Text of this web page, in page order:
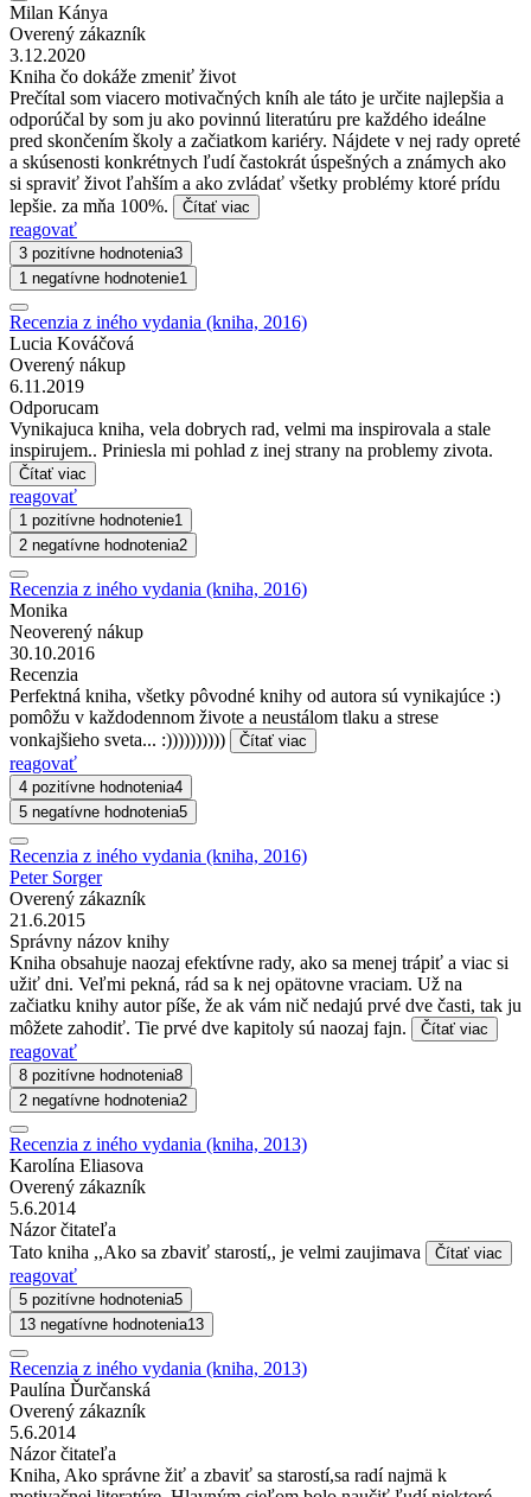
Milan Kánya
Overený zákazník
3.12.2020
Kniha čo dokáže zmeniť život
Prečítal som viacero motivačných kníh ale táto je určite najlepšia a
odporúčal by som ju ako povinnú literatúru pre každého ideálne
pred skončením školy a začiatkom kariéry. Nájdete v nej rady opreté
a skúsenosti konkrétnych ľudí častokrát úspešných a známych ako
si spraviť život ľahším a ako zvládať všetky problémy ktoré prídu
lepšie. za mňa 100%.
Čítať viac
reagovať
3 pozitívne hodnotenia3
1 negatívne hodnotenie1
Recenzia z iného vydania (kniha, 2016)
Lucia Kováčová
Overený nákup
6.11.2019
Odporucam
Vynikajuca kniha, vela dobrych rad, velmi ma inspirovala a stale
inspirujem.. Priniesla mi pohlad z inej strany na problemy zivota.
Čítať viac
reagovať
1 pozitívne hodnotenie1
2 negatívne hodnotenia2
Recenzia z iného vydania (kniha, 2016)
Monika
Neoverený nákup
30.10.2016
Recenzia
Perfektná kniha, všetky pôvodné knihy od autora sú vynikajúce :)
pomôžu v každodennom živote a neustálom tlaku a strese
vonkajšieho sveta... :))))))))))
Čítať viac
reagovať
4 pozitívne hodnotenia4
5 negatívne hodnotenia5
Recenzia z iného vydania (kniha, 2016)
Peter Sorger
Overený zákazník
21.6.2015
Správny názov knihy
Kniha obsahuje naozaj efektívne rady, ako sa menej trápiť a viac si
užiť dni. Veľmi pekná, rád sa k nej opätovne vraciam. Už na
začiatku knihy autor píše, že ak vám nič nedajú prvé dve časti, tak ju
môžete zahodiť. Tie prvé dve kapitoly sú naozaj fajn.
Čítať viac
reagovať
8 pozitívne hodnotenia8
2 negatívne hodnotenia2
Recenzia z iného vydania (kniha, 2013)
Karolína Eliasova
Overený zákazník
5.6.2014
Názor čitateľa
Tato kniha ,,Ako sa zbaviť starostí,, je velmi zaujimava
Čítať viac
reagovať
5 pozitívne hodnotenia5
13 negatívne hodnotenia13
Recenzia z iného vydania (kniha, 2013)
Paulína Ďurčanská
Overený zákazník
5.6.2014
Názor čitateľa
Kniha, Ako správne žiť a zbaviť sa starostí,sa radí najmä k